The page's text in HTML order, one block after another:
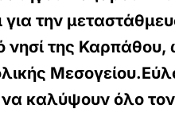
για την
της Καρπάθου,
καλύψουν όλο